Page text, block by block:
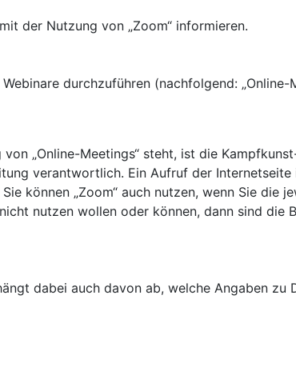
der Nutzung von „Zoom“ informieren.
durchzuführen (nachfolgend: „Online-
„Online-Meetings“ steht, ist die
verantwortlich. Ein Aufruf der
können „Zoom“ auch nutzen, wenn Sie die
nutzen wollen oder können, dann sind die
dabei auch davon ab, welche Angaben zu